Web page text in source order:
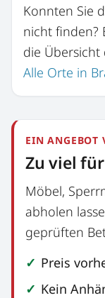
Konnten Sie
nicht finden?
die Übersicht
Alle Orte in
EIN ANGEBOT
Zu viel
Möbel,
abholen
geprüften
Preis
Kein